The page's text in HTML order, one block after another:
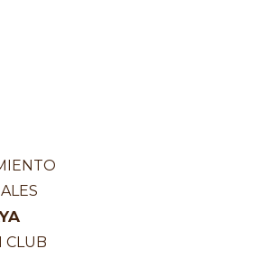
CLUB